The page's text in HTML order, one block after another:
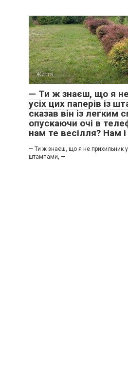
Життя
— Ти ж знаєш, що я
усіх цих паперів із
сказав він із легким
опускаючи очі в
нам те весілля? Нам
— Ти ж знаєш, що я не прихильник
штампами, —